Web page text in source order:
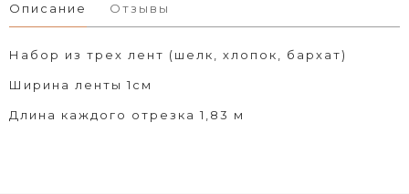
Описание Отзывы
Набор из трех лент (шелк, хлопок, бархат)
Ширина ленты 1см
Длина каждого отрезка 1,83 м